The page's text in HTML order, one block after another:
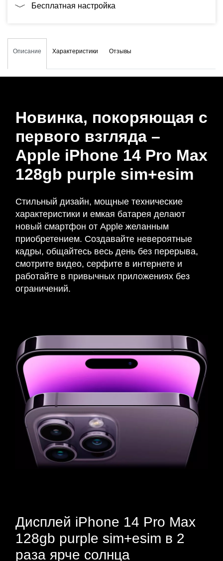
Бесплатная настройка
Описание Характеристики Отзывы
Новинка, покоряющая с
первого взгляда –
Apple iPhone 14 Pro Max
128gb purple sim+esim
Стильный дизайн, мощные технические
характеристики и емкая батарея делают
новый смартфон от Apple желанным
приобретением. Создавайте невероятные
кадры, общайтесь весь день без перерыва,
смотрите видео, серфите в интернете и
работайте в привычных приложениях без
ограничений.
Дисплей iPhone 14 Pro Max
128gb purple sim+esim в 2
раза ярче солнца